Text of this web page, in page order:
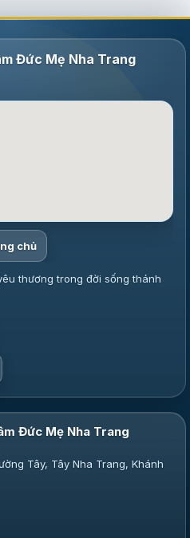
Đức Mẹ Nha Trang
chủ
thương trong đời sống thánh
Đức Mẹ Nha Trang
Tây, Tây Nha Trang, Khánh